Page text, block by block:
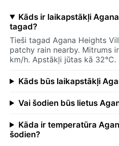
Kāds ir laikapstākļi
tagad?
Tieši tagad Agana Heights
patchy rain nearby. Mitrums
km/h. Apstākļi jūtas kā 32°C.
Kāds būs laikapstākļi
Vai šodien būs lietus
Kāda ir temperatūra
šodien?